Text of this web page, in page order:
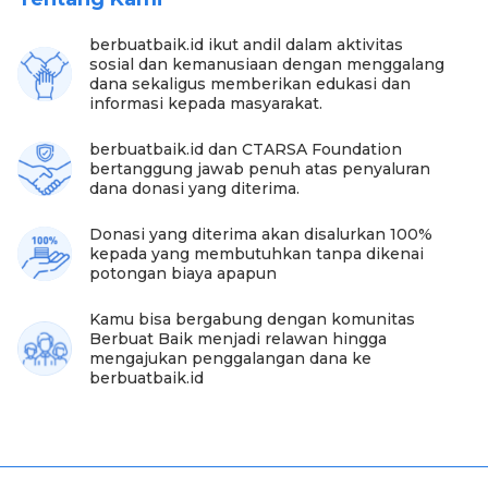
Kebahagiaan Kakek Sunardi tidak akan pernah ada
kasih#sahabatbaikatas donasi kepada Kakek
Sunardi yang mencapai Rp 53.080.630. Seluruh
bantuan tersebut telah didonasikan 100% untuk
pembangunan rumah berikut dengan perabotan di
Sahabat baik, masih banyak orang-orang seperti
kakek Sunardi yang membutuhkan pertolongan.
dengan berbuat baik di berbuatbaik.id. Kabar
baiknya, semua donasi yang diberikan seluruhnya
akan sampai ke penerima100% tanpa ada
Kamu yang telah berdonasi akan mendapatkan
notifikasi dari tim kami. Selain itu, bisa memantau
informasi seputar kampanye sosial yang kamu ikuti,
berbuatbaik.id ikut andil dalam aktivitas
sosial dan kemanusiaan dengan menggalang
dana sekaligus memberikan edukasi dan
informasi kepada masyarakat.
berbuatbaik.id dan CTARSA Foundation
bertanggung jawab penuh atas penyaluran
dana donasi yang diterima.
Donasi yang diterima akan disalurkan 100%
kepada yang membutuhkan tanpa dikenai
potongan biaya apapun
Kamu bisa bergabung dengan komunitas
Berbuat Baik menjadi relawan hingga
mengajukan penggalangan dana ke
berbuatbaik.id